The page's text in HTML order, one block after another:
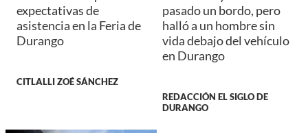
expectativas de
asistencia en la Feria de
Durango
CITLALLI ZOÉ SÁNCHEZ
pasado un bordo, pero
halló a un hombre sin
vida debajo del vehículo
en Durango
REDACCIÓN EL SIGLO DE
DURANGO